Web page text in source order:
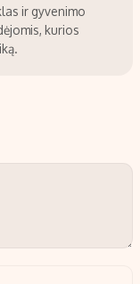
ir gyvenimo
kurios